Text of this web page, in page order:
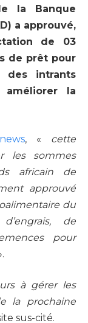
la Banque
a approuvé,
de 03
de prêt pour
des intrants
améliorer la
, « cette
les sommes
africain de
approuvé
du
de
pour
à gérer les
la prochaine
sus-cité.